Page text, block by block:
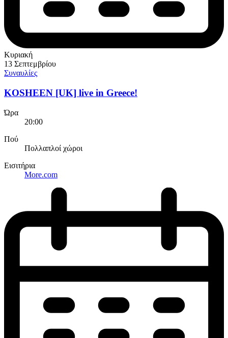
Κυριακή
13 Σεπτεμβρίου
Συναυλίες
KOSHEEN [UK] live in Greece!
Ώρα
20:00
Πού
Πολλαπλοί χώροι
Εισιτήρια
More.com